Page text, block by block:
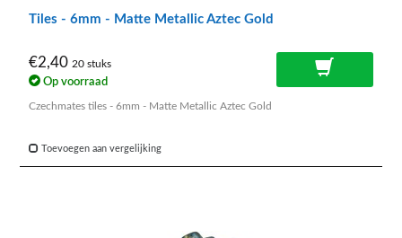
Tiles - 6mm - Matte Metallic Aztec Gold
€2,40 20 stuks
Op voorraad
Czechmates tiles - 6mm - Matte Metallic Aztec Gold
Toevoegen aan vergelijking